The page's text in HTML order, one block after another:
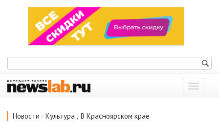
Показать
меню
Новости / Культура , В Красноярском крае